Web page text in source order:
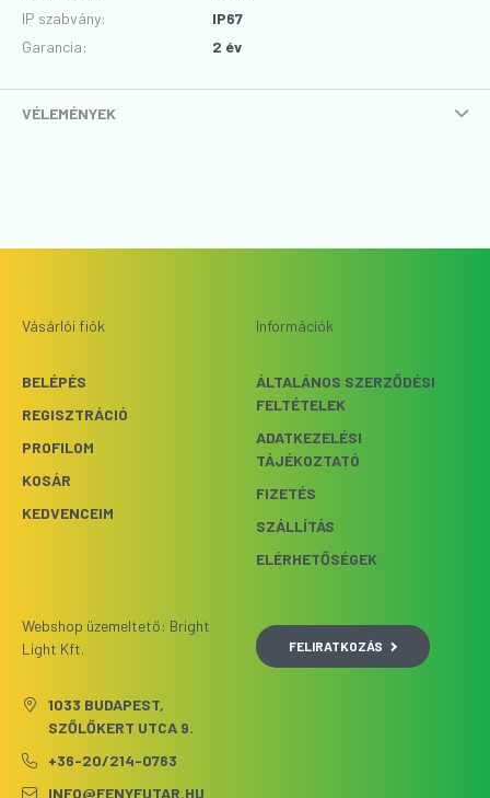
IP szabvány:
IP67
Garancia: 2 év
VÉLEMÉNYEK
Vásárlói fiók
BELÉPÉS
REGISZTRÁCIÓ
PROFILOM
KOSÁR
KEDVENCEIM
Információk
ÁLTALÁNOS SZERZŐDÉSI
FELTÉTELEK
ADATKEZELÉSI
TÁJÉKOZTATÓ
FIZETÉS
SZÁLLÍTÁS
ELÉRHETŐSÉGEK
Webshop üzemeltető: Bright
Light Kft.
1033 BUDAPEST,
SZŐLŐKERT UTCA 9.
+36-20/214-0763
INFO@FENYFUTAR.HU
FELIRATKOZÁS